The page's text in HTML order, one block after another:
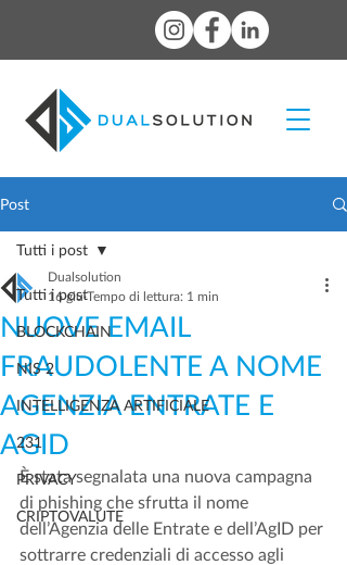
Post
Tutti i post
BLOCKCHAIN
NIS 2
INTELLIGENZA ARTIFICIALE
231
PRIVACY
CRIPTOVALUTE
Tutti i post
NUOVE EMAIL
FRAUDOLENTE A NOME
AGENZIA ENTRATE E
AGID
Dualsolution
16 giu Tempo di lettura: 1 min
È stata segnalata una nuova campagna
di phishing che sfrutta il nome
dell’Agenzia delle Entrate e dell’AgID per
sottrarre credenziali di accesso agli